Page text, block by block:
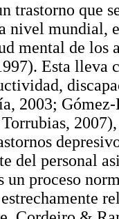
trastorno que
nivel mundial,
mental de los
Esta lleva
2003;
del personal
un proceso